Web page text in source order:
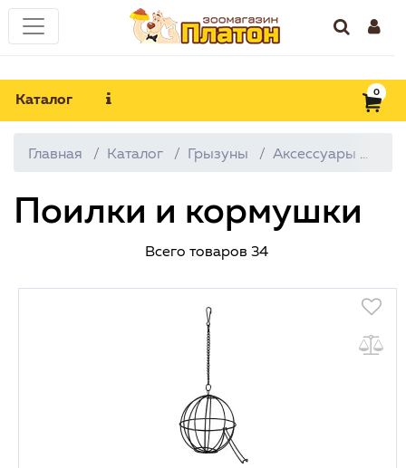
Каталог
0
Главная Каталог Грызуны Аксессуары
Поилки и кормушки
Всего товаров 34